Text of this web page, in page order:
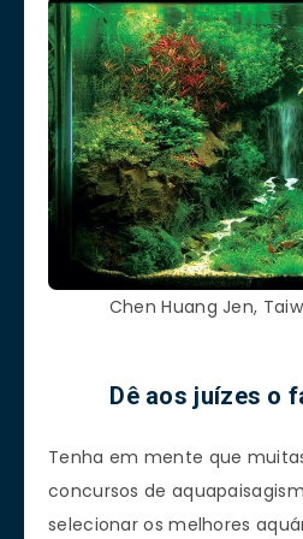
Chen Huang Jen,
Dê aos juízes o
Tenha em mente que
concursos de
selecionar os melhores